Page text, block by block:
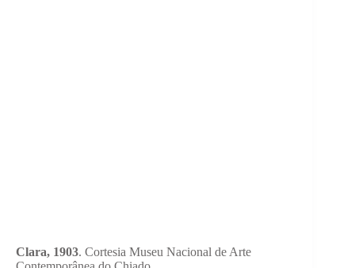
Clara, 1903. Cortesia Museu Nacional de Arte